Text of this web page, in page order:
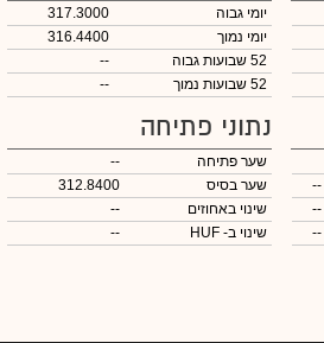
יומי גבוה
317.3000
יומי נמוך
316.4400
52 שבועות גבוה
--
52 שבועות נמוך
--
--
--
--
נתוני פתיחה
שער פתיחה
--
שער בסיס
312.8400
שינוי באחוזים
--
שינוי ב- HUF --